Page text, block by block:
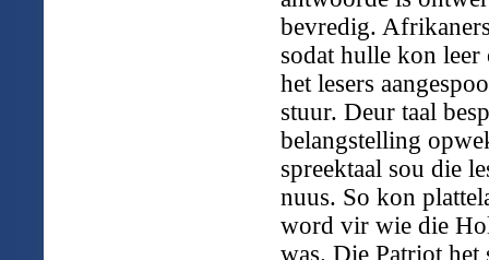
bevredig.
sodat hulle kon
het lesers
stuur. Deur taal
belangstelling
spreektaal sou die
nuus. So kon
word vir wie die
was. Die Patriot